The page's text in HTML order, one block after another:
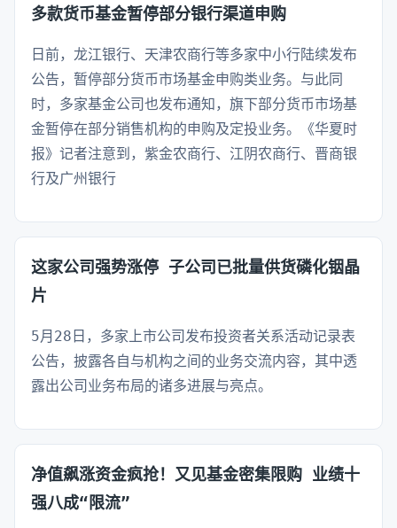
多款货币基金暂停部分银行渠道申购
日前，龙江银行、天津农商行等多家中小行陆续发布
公告，暂停部分货币市场基金申购类业务。与此同
时，多家基金公司也发布通知，旗下部分货币市场基
金暂停在部分销售机构的申购及定投业务。《华夏时
报》记者注意到，紫金农商行、江阴农商行、晋商银
行及广州银行
这家公司强势涨停 子公司已批量供货磷化铟晶
片
5月28日，多家上市公司发布投资者关系活动记录表
公告，披露各自与机构之间的业务交流内容，其中透
露出公司业务布局的诸多进展与亮点。
净值飙涨资金疯抢！又见基金密集限购 业绩十
强八成“限流”